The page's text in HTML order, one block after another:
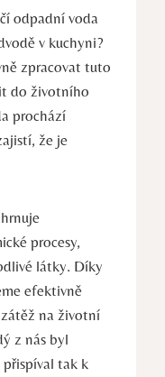
odpadní voda
v kuchyni?
zpracovat tuto
do životního
prochází
že je
procesy,
látky. Díky
efektivně
na životní
z nás byl
tak k